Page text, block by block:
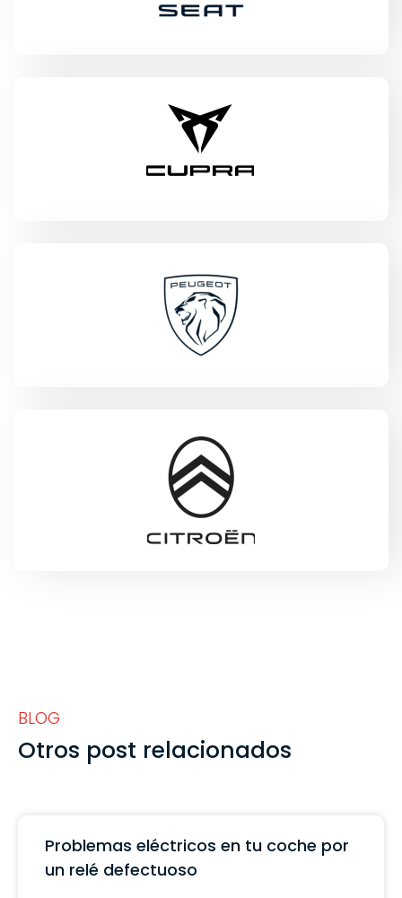
BLOG
Otros post relacionados
Problemas eléctricos en tu coche por
un relé defectuoso